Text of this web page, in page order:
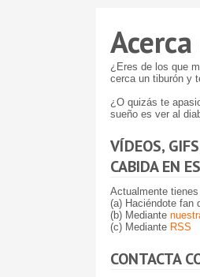
¿Eres de los que
cerca un tiburón y
¿O quizás te
sueño es ver al
VÍDEOS,
CABIDA EN
Actualmente
(a) Haciéndote fan
(b) Mediante
(c) Mediante RSS
CONTACTA